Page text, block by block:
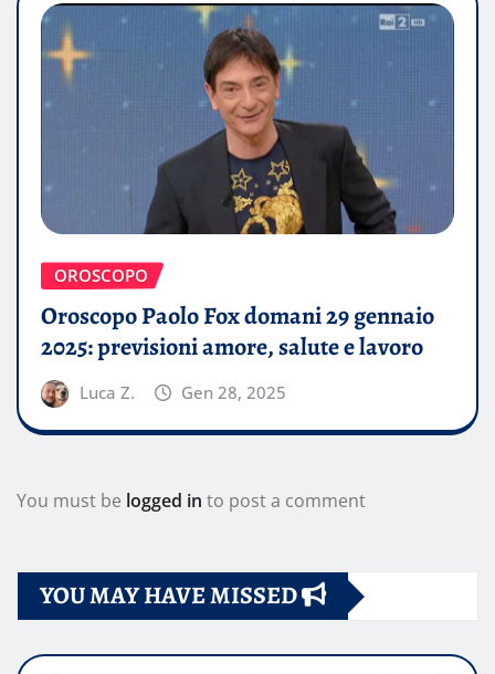
OROSCOPO
Oroscopo Paolo Fox domani 29 gennaio
2025: previsioni amore, salute e lavoro
Luca Z. Gen 28, 2025
You must be logged in to post a comment
YOU MAY HAVE MISSED